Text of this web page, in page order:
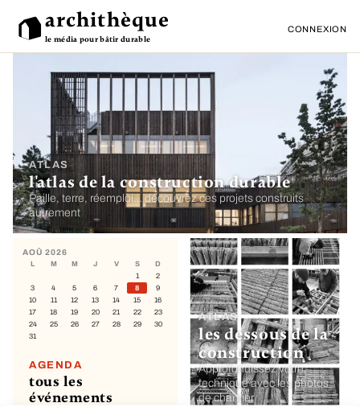
archithèque
le média pour bâtir durable
CONNEXION
ATLAS
l'atlas de la construction durable
Paille, terre, réemploi… découvrez ces projets construits
autrement
ATLAS
les dessous de la
construction
Approfondissez votre
technique avec les photos
de chantier
AOÛ 2026
L M M J V S
D
1
2
3
4 5 6 7 8
9
10
11 12 13 14 15
16
17
18 19 20 21 22
23
24
25 26 27 28 29
30
31
AGENDA
tous les
événements